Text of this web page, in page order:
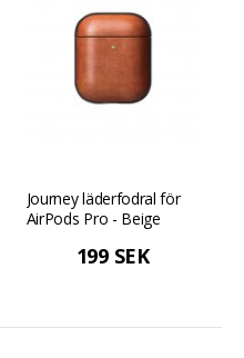
Journey läderfodral för
AirPods Pro - Beige
199 SEK